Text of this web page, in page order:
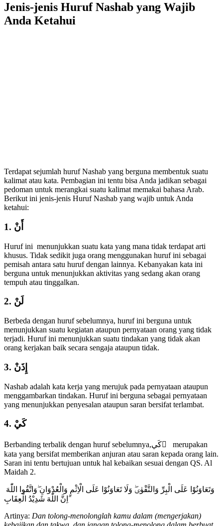
Jenis-jenis Huruf Nashab yang Wajib
Anda Ketahui
Terdapat sejumlah huruf Nashab yang berguna membentuk suatu
kalimat atau kata. Pembagian ini tentu bisa Anda jadikan sebagai
pedoman untuk merangkai suatu kalimat memakai bahasa Arab.
Berikut ini jenis-jenis Huruf Nashab yang wajib untuk Anda
ketahui:
1. أَنْ
Huruf ini menunjukkan suatu kata yang mana tidak terdapat arti
khusus. Tidak sedikit juga orang menggunakan huruf ini sebagai
pemisah antara satu huruf dengan lainnya. Kebanyakan kata ini
berguna untuk menunjukkan aktivitas yang sedang akan orang
tempuh atau tinggalkan.
2. لَنْ
Berbeda dengan huruf sebelumnya, huruf ini berguna untuk
menunjukkan suatu kegiatan ataupun pernyataan orang yang tidak
terjadi. Huruf ini menunjukkan suatu tindakan yang tidak akan
orang kerjakan baik secara sengaja ataupun tidak.
3. إِذَنْ
Nashab adalah kata kerja yang merujuk pada pernyataan ataupun
menggambarkan tindakan. Huruf ini berguna sebagai pernyataan
yang menunjukkan penyesalan ataupun saran bersifat terlambat.
4. كَيْ
Berbanding terbalik dengan huruf sebelumnya,كَي ْ merupakan
kata yang bersifat memberikan anjuran atau saran kepada orang lain.
Saran ini tentu bertujuan untuk hal kebaikan sesuai dengan QS. Al
Maidah 2.
ۗاِنَّ اللّٰهَ شَدِيْدُ الْعِقَابِ
Artinya: Dan tolong-menolonglah kamu dalam (mengerjakan)